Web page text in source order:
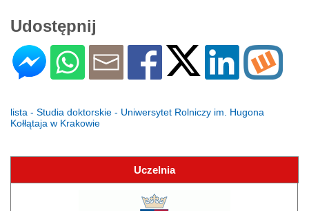
Udostępnij
lista - Studia doktorskie - Uniwersytet Rolniczy im. Hugona
Kołłątaja w Krakowie
Uczelnia